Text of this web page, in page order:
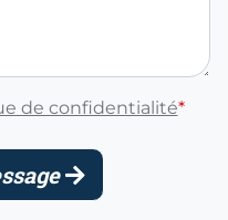
de confidentialité*